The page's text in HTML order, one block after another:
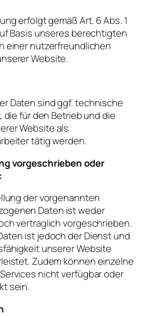
erfolgt gemäß Art. 6 Abs. 1
Basis unseres berechtigten
einer nutzerfreundlichen
Website.
Daten sind ggf. technische
die für den Betrieb und die
Website als
tätig werden.
vorgeschrieben oder
der vorgenannten
Daten ist weder
vertraglich vorgeschrieben.
ist jedoch der Dienst und
unserer Website
Zudem können einzelne
nicht verfügbar oder
sein.